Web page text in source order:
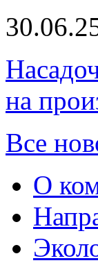
на
Все
О